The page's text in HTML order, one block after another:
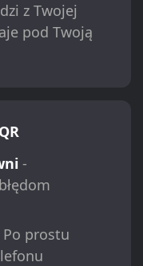
z Twojej
pod Twoją
-
Po prostu